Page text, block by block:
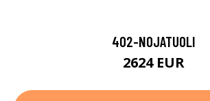
402-NOJATUOLI
2624 EUR